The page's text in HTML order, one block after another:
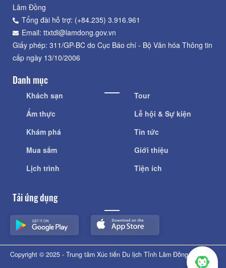
Lâm Đồng
Tổng đài hỗ trợ: (+84.235) 3.916.961
Email: ttxtdl@lamdong.gov.vn
Giấy phép: 311/GP-BC do Cục Báo chí - Bộ Văn hóa Thông tin
cấp ngày 13/10/2006
Danh mục
Khách sạn
Ẩm thực
Khám phá
Mua sắm
Lịch trình
Tour
Lễ hội & Sự kiện
Tin tức
Giới thiệu
Tiện ích
Tải ứng dụng
Copyright © 2025 - Trung tâm Xúc tiến Du lịch Tỉnh Lâm Đồng